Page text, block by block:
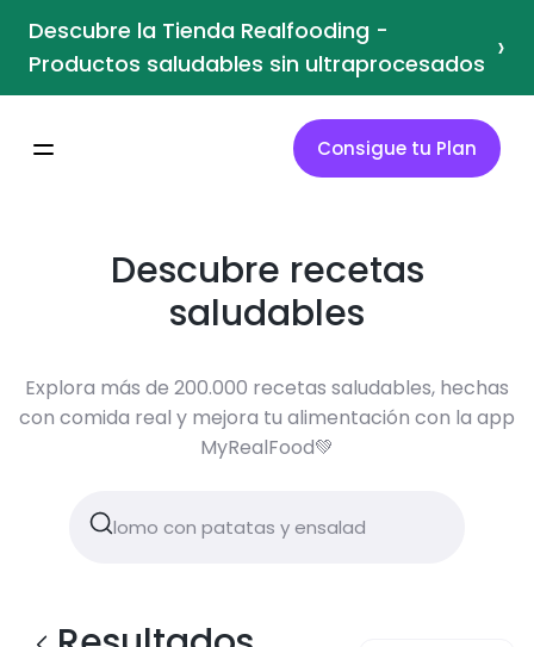
Descubre la Tienda Realfooding -
Productos saludables sin ultraprocesados ›
Consigue tu Plan
Descubre recetas
saludables
Explora más de 200.000 recetas saludables, hechas
con comida real y mejora tu alimentación con la app
MyRealFood💚